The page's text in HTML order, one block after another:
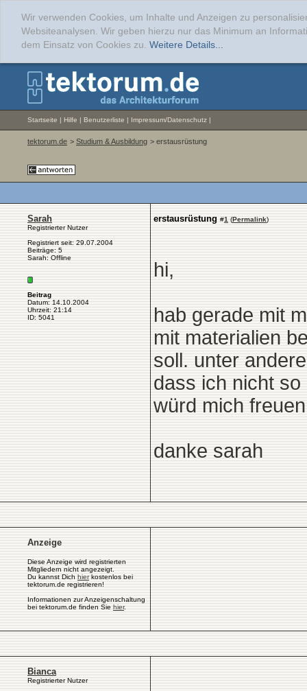
Wir verwenden Cookies, um Inhalte und Anzeigen zu
Websiteanalysen. Wir geben hierzu nur das Minimum an
dem Einsatz von Cookies zu. Weitere Details...
Startseite | Hilfe | Benutzerliste | Impressum/Datenschutz |
tektorum.de > Studium & Ausbildung > erstausrüstung
Sarah
Registrierter Nutzer
Registriert seit: 29.07.2004
Beiträge: 5
Sarah: Offline
Beitrag
Datum: 14.10.2004
Uhrzeit: 21:14
ID: 5041
erstausrüstung #1 (Permalink)
hi,
hab gerade mit
mit materialien
soll. unter
dass ich nicht
würd mich
danke sarah
Anzeige
Diese Anzeige wird registrierten
Mitgliedern nicht angezeigt.
Du kannst Dich hierkostenlos bei
tektorum.de registrieren!
Informationen zur Anzeigenschaltung
bei tektorum.de finden Sie hier.
Bianca
Registrierter Nutzer